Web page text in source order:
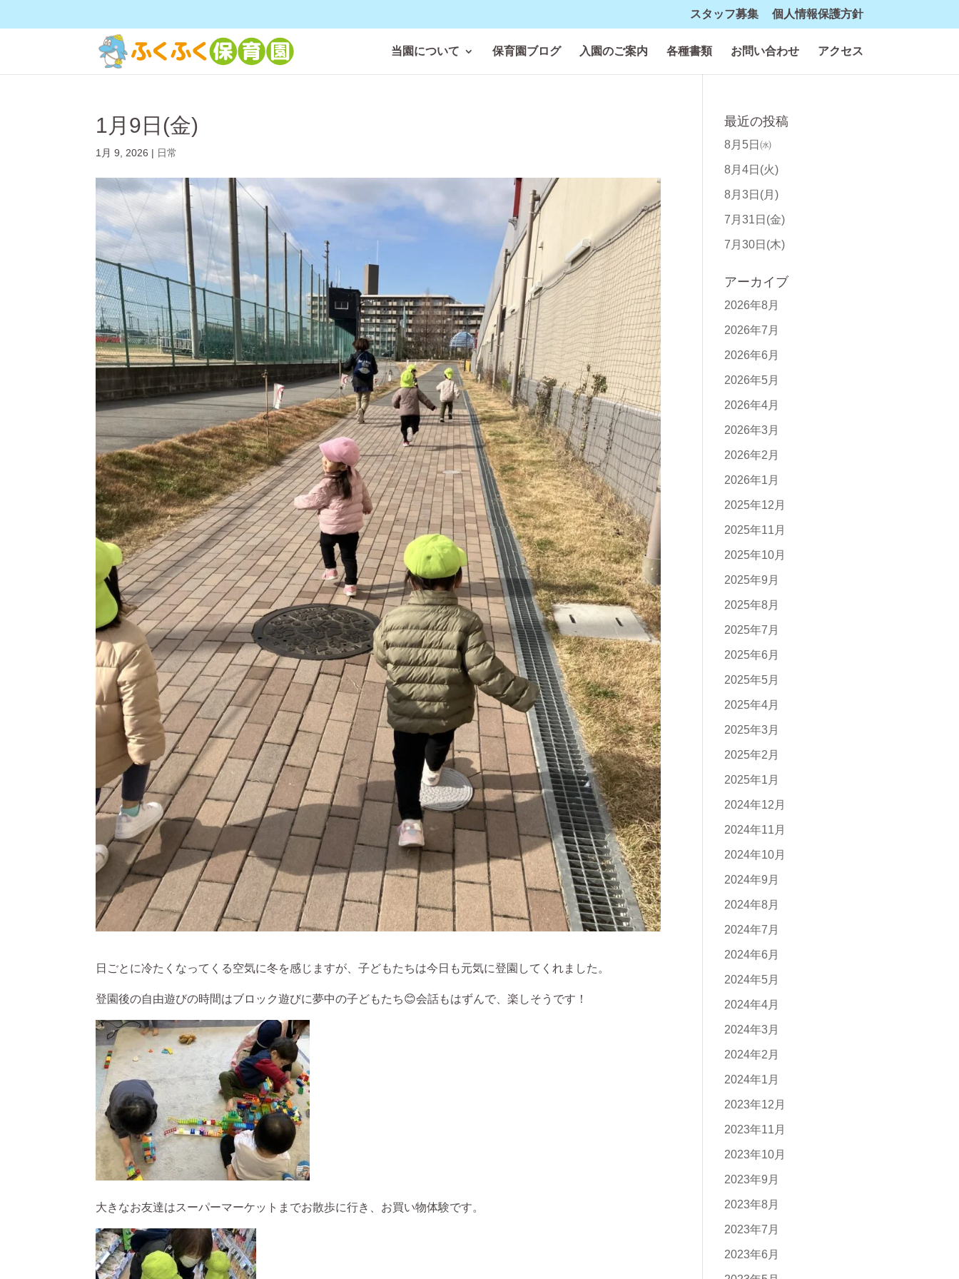
スタッフ募集 個人情報保護方針
当園について 保育園ブログ 入園のご案内 各種書類 お問い合わせ アクセス
1月9日(金)
1月 9, 2026 | 日常
日ごとに冷たくなってくる空気に冬を感じますが、子どもたちは今日も元気に登園してくれました。
登園後の自由遊びの時間はブロック遊びに夢中の子どもたち😊会話もはずんで、楽しそうです！
大きなお友達はスーパーマーケットまでお散歩に行き、お買い物体験です。
最近の投稿
8月5日㈬
8月4日(火)
8月3日(月)
7月31日(金)
7月30日(木)
アーカイブ
2026年8月
2026年7月
2026年6月
2026年5月
2026年4月
2026年3月
2026年2月
2026年1月
2025年12月
2025年11月
2025年10月
2025年9月
2025年8月
2025年7月
2025年6月
2025年5月
2025年4月
2025年3月
2025年2月
2025年1月
2024年12月
2024年11月
2024年10月
2024年9月
2024年8月
2024年7月
2024年6月
2024年5月
2024年4月
2024年3月
2024年2月
2024年1月
2023年12月
2023年11月
2023年10月
2023年9月
2023年8月
2023年7月
2023年6月